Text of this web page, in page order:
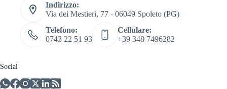
Indirizzo:
Via dei Mestieri, 77 - 06049 Spoleto (PG)
Telefono:
0743 22 51 93
Cellulare:
+39 348 7496282
Social